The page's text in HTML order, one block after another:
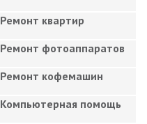
Ремонт квартир
Ремонт фотоаппаратов
Ремонт кофемашин
Компьютерная помощь